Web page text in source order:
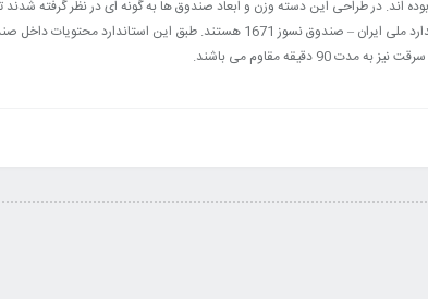
در طراحی این دسته وزن و ابعاد صندوق ها به گونه ای در نظر گرفته شدند